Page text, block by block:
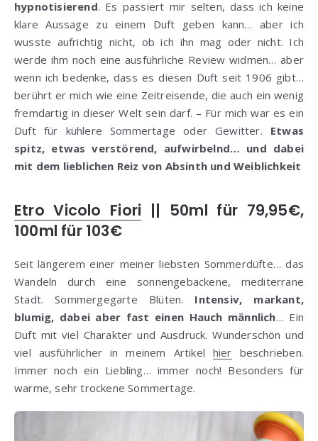
hypnotisierend. Es passiert mir selten, dass ich keine
klare Aussage zu einem Duft geben kann… aber ich
wusste aufrichtig nicht, ob ich ihn mag oder nicht. Ich
werde ihm noch eine ausführliche Review widmen… aber
wenn ich bedenke, dass es diesen Duft seit 1906 gibt…
berührt er mich wie eine Zeitreisende, die auch ein wenig
fremdartig in dieser Welt sein darf. – Für mich war es ein
Duft für kühlere Sommertage oder Gewitter. Etwas
spitz, etwas verstörend, aufwirbelnd… und dabei
mit dem lieblichen Reiz von Absinth und Weiblichkeit
Etro Vicolo Fiori || 50ml für 79,95€,
100ml für 103€
Seit längerem einer meiner liebsten Sommerdüfte… das
Wandeln durch eine sonnengebackene, mediterrane
Stadt. Sommergegarte Blüten. Intensiv, markant,
blumig, dabei aber fast einen Hauch männlich… Ein
Duft mit viel Charakter und Ausdruck. Wunderschön und
viel ausführlicher in meinem Artikel hier beschrieben.
Immer noch ein Liebling… immer noch! Besonders für
warme, sehr trockene Sommertage.